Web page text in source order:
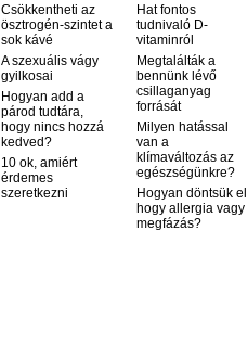
Csökkentheti az
ösztrogén-szintet a
sok kávé
A szexuális vágy
gyilkosai
Hogyan add a
párod tudtára,
hogy nincs hozzá
kedved?
10 ok, amiért
érdemes
szeretkezni
Hat fontos
tudnivaló D-
vitaminról
Megtalálták a
bennünk lévő
csillaganyag
forrását
Milyen hatással
van a
klímaváltozás az
egészségünkre?
Hogyan döntsük el,
hogy allergia vagy
megfázás?